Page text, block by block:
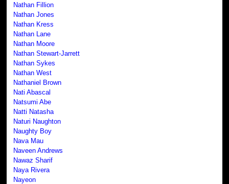
Nathan Fillion
Nathan Jones
Nathan Kress
Nathan Lane
Nathan Moore
Nathan Stewart-Jarrett
Nathan Sykes
Nathan West
Nathaniel Brown
Nati Abascal
Natsumi Abe
Natti Natasha
Naturi Naughton
Naughty Boy
Nava Mau
Naveen Andrews
Nawaz Sharif
Naya Rivera
Nayeon